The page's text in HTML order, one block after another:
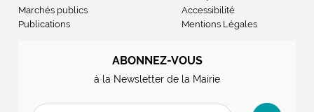
Marchés publics
Publications
Accessibilité
Mentions Légales
ABONNEZ-VOUS
à la Newsletter de la Mairie